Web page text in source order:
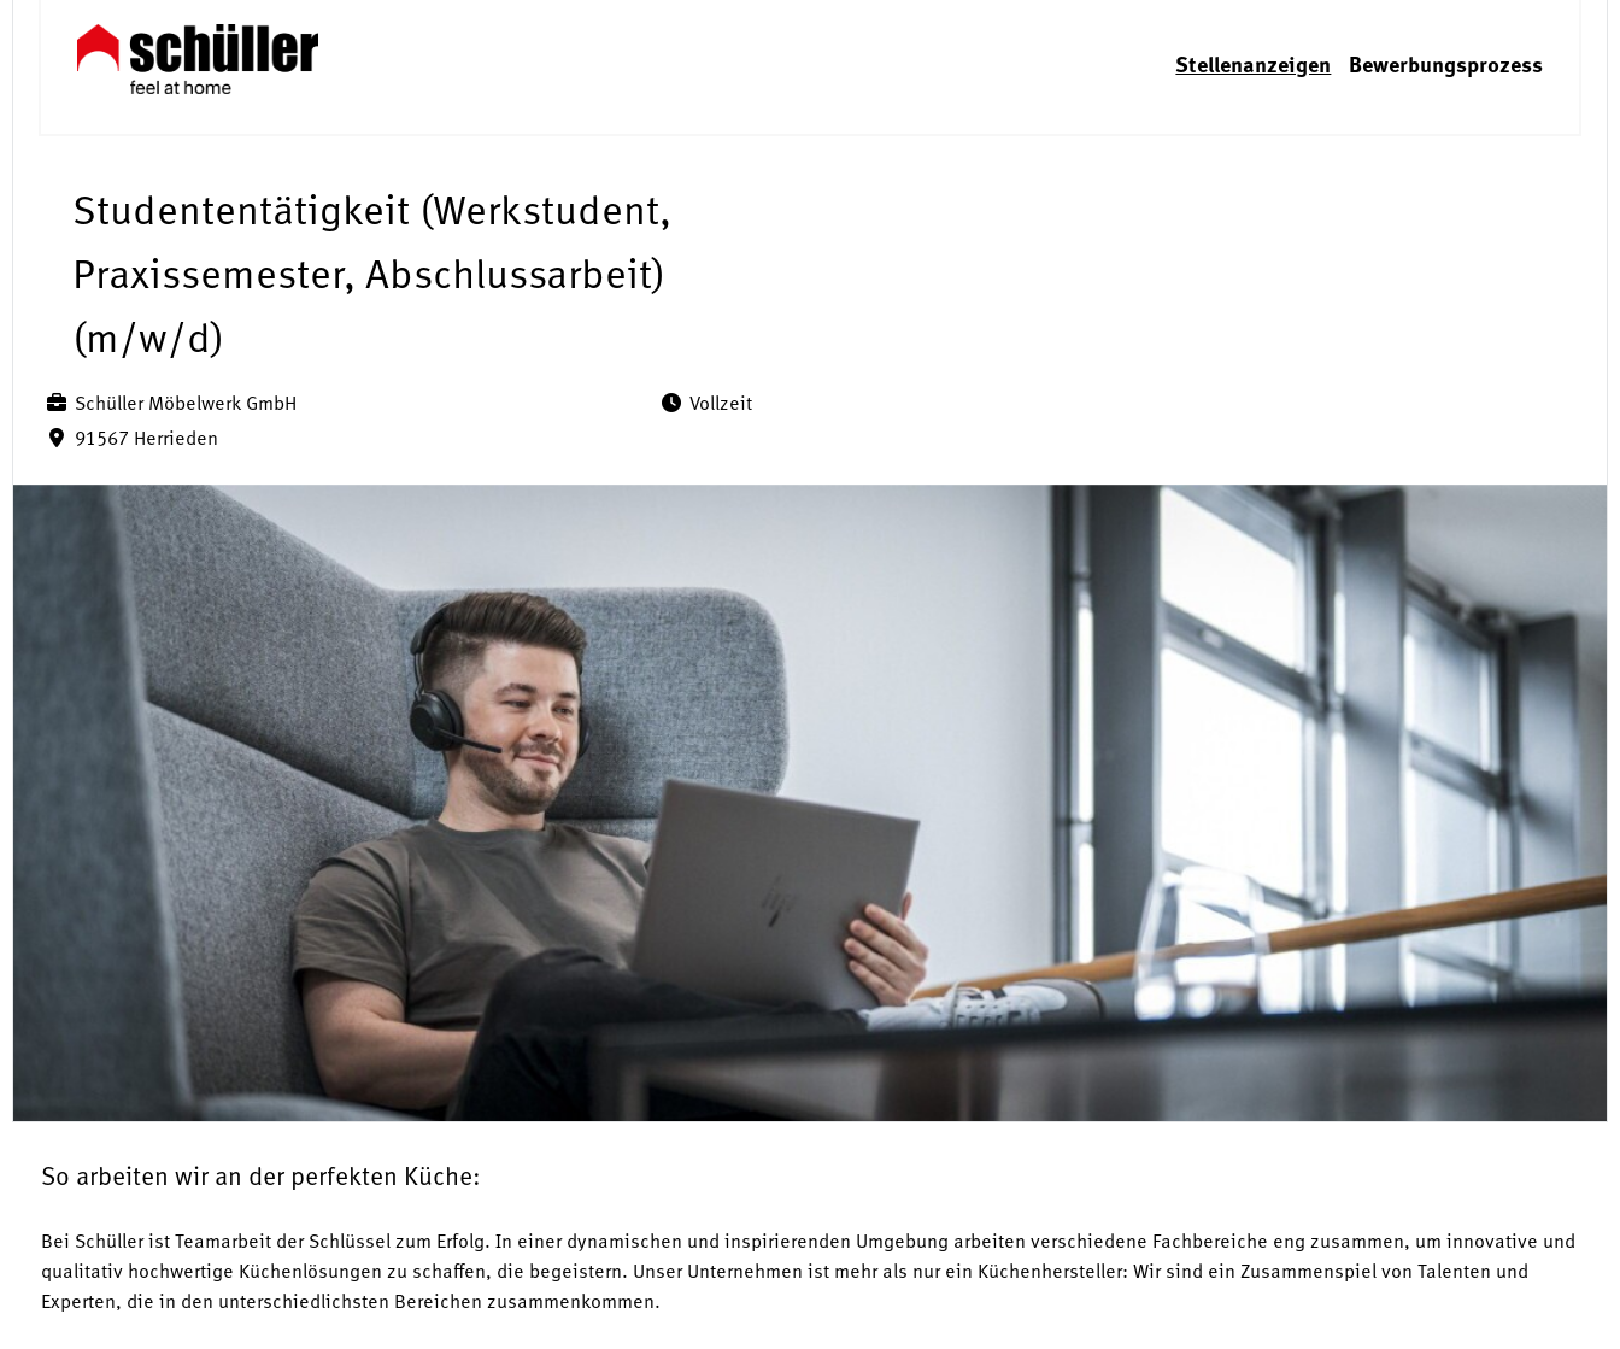
Stellenanzeigen Bewerbungsprozess
Studententätigkeit (Werkstudent,
Praxissemester, Abschlussarbeit)
(m/w/d)
Schüller Möbelwerk GmbH
91567 Herrieden
Vollzeit
So arbeiten wir an der perfekten Küche:
Bei Schüller ist Teamarbeit der Schlüssel zum Erfolg. In einer dynamischen und inspirierenden Umgebung arbeiten verschiedene Fachbereiche eng zusammen, um innovative und
qualitativ hochwertige Küchenlösungen zu schaffen, die begeistern. Unser Unternehmen ist mehr als nur ein Küchenhersteller: Wir sind ein Zusammenspiel von Talenten und
Experten, die in den unterschiedlichsten Bereichen zusammenkommen.